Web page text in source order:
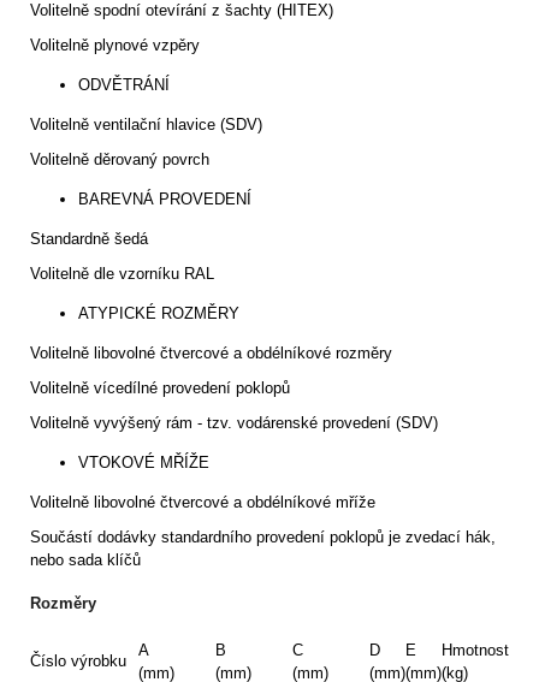
Volitelně spodní otevírání z šachty (HITEX)
Volitelně plynové vzpěry
ODVĚTRÁNÍ
Volitelně ventilační hlavice (SDV)
Volitelně děrovaný povrch
BAREVNÁ PROVEDENÍ
Standardně šedá
Volitelně dle vzorníku RAL
ATYPICKÉ ROZMĚRY
Volitelně libovolné čtvercové a obdélníkové rozměry
Volitelně vícedílné provedení poklopů
Volitelně vyvýšený rám - tzv. vodárenské provedení (SDV)
VTOKOVÉ MŘÍŽE
Volitelně libovolné čtvercové a obdélníkové mříže
Součástí dodávky standardního provedení poklopů je zvedací hák,
nebo sada klíčů
Rozměry
Číslo výrobku
A
(mm)
B
(mm)
C
(mm)
D
(mm)
E
(mm)
Hmotnost
(kg)